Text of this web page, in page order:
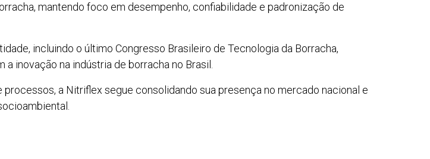
mantendo foco em desempenho, confiabilidade e padronização de
incluindo o último Congresso Brasileiro de Tecnologia da Borracha,
inovação na indústria de borracha no Brasil.
a Nitriflex segue consolidando sua presença no mercado nacional e